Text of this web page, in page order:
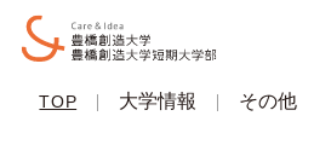
TOP | 大学情報 | その他